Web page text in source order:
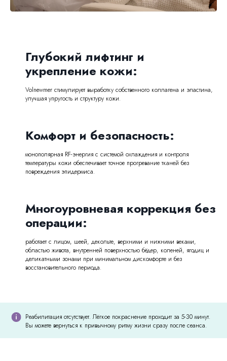
Глубокий лифтинг и
укрепление кожи:
Volnewmer стимулирует выработку собственного коллагена и эластина,
улучшая упругость и структуру кожи.
Комфорт и безопасность:
монополярная RF-энергия с системой охлаждения и контроля
температуры кожи обеспечивает точное прогревание тканей без
повреждения эпидермиса.
Многоуровневая коррекция без
операции:
работает с лицом, шеей, декольте, верхними и нижними веками,
областью живота, внутренней поверхностью бёдер, коленей, ягодиц и
деликатными зонами при минимальном дискомфорте и без
восстановительного периода.
Реабилитация отсутствует. Лёгкое покраcнение проходит за 5-30 минут.
Вы можете вернуться к привычному ритму жизни сразу после сеанса.